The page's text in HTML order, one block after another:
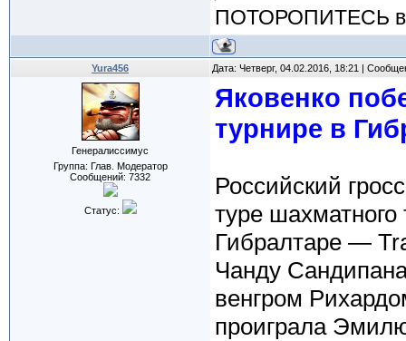
ПОТОРОПИТЕСЬ
Yura456 Дата: Четверг, 04.02.2016, 18:21 |
Генералиссимус
Группа: Глав. Модератор
Сообщений: 7332
Статус:
Яковенко
турнире в
Российский
туре
Гибралтаре —
Чанду
венгром
проиграла